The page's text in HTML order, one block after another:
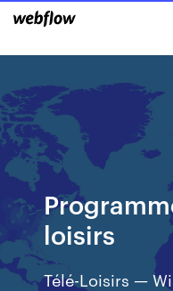
loisirs
Télé-Loisirs —